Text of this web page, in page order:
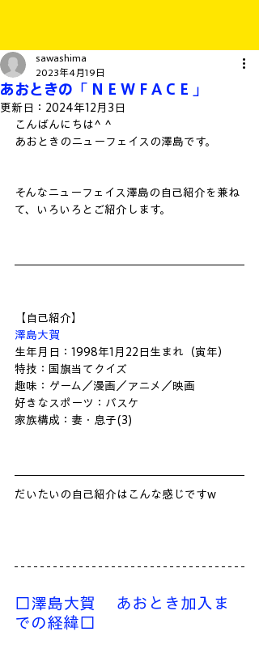
あおときの「 N E W F A C E 」
sawashima
2023年4月19日
更新日： 2024年12月3日
こんばんにちは^ ^
あおときのニューフェイスの澤島です。
そんなニューフェイス澤島の自己紹介を兼ね
て、いろいろとご紹介します。
【自己紹介】
澤島大賀
生年月日：1998年1月22日生まれ（寅年）
特技：国旗当てクイズ
趣味：ゲーム／漫画／アニメ／映画
好きなスポーツ：バスケ
家族構成：妻・息子(3)
だいたいの自己紹介はこんな感じですw
□澤島大賀 　あおとき加入ま
での経緯□